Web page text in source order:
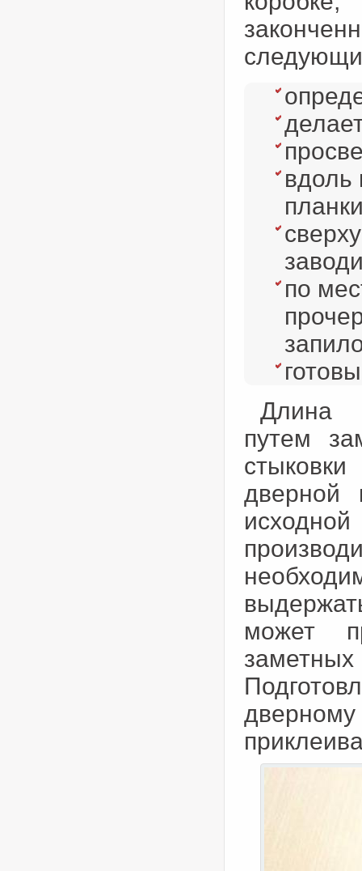
вдоль
по
Длина
путем
дверной
может